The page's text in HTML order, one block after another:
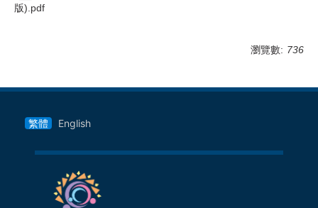
版).pdf
瀏覽數: 736
繁體 English